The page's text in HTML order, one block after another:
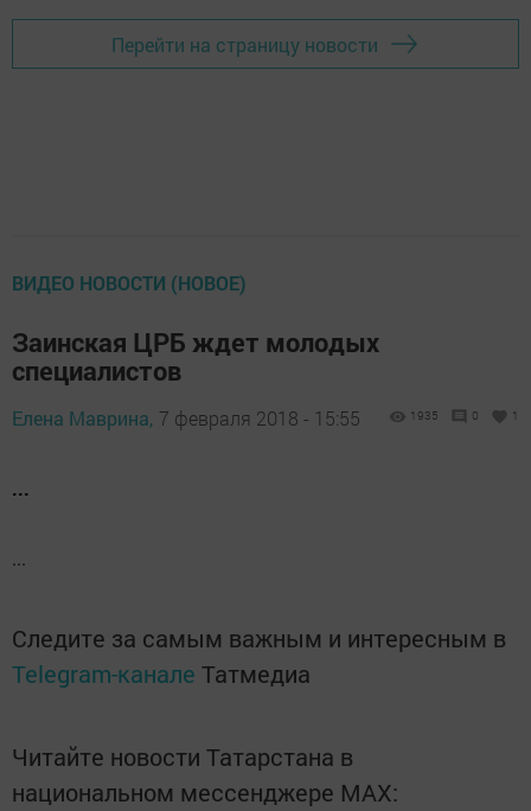
Перейти на страницу новости
ВИДЕО НОВОСТИ (НОВОЕ)
Заинская ЦРБ ждет молодых
специалистов
Елена Маврина, 7 февраля 2018 - 15:55 1935 0 1
...
...
Следите за самым важным и интересным в
Telegram-канале Татмедиа
Читайте новости Татарстана в
национальном мессенджере MАХ: